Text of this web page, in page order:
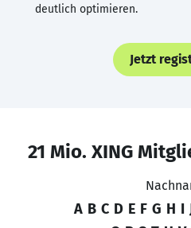
deutlich optimieren.
Jetzt
21 Mio. XING
A B C D E F G H I